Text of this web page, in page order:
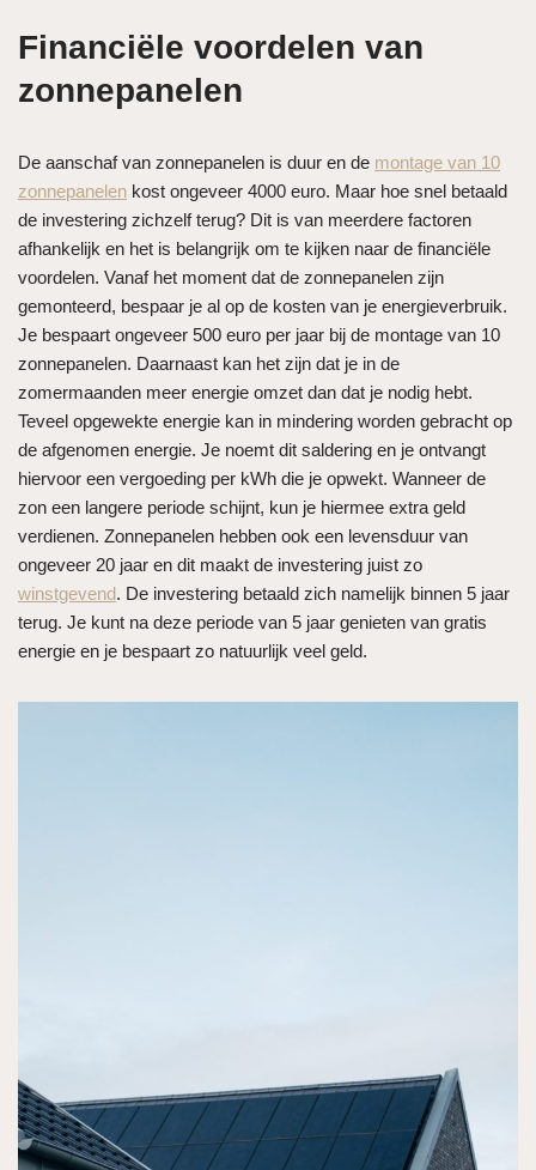
Financiële voordelen van
zonnepanelen
De aanschaf van zonnepanelen is duur en de montage van 10
zonnepanelen kost ongeveer 4000 euro. Maar hoe snel betaald
de investering zichzelf terug? Dit is van meerdere factoren
afhankelijk en het is belangrijk om te kijken naar de financiële
voordelen. Vanaf het moment dat de zonnepanelen zijn
gemonteerd, bespaar je al op de kosten van je energieverbruik.
Je bespaart ongeveer 500 euro per jaar bij de montage van 10
zonnepanelen. Daarnaast kan het zijn dat je in de
zomermaanden meer energie omzet dan dat je nodig hebt.
Teveel opgewekte energie kan in mindering worden gebracht op
de afgenomen energie. Je noemt dit saldering en je ontvangt
hiervoor een vergoeding per kWh die je opwekt. Wanneer de
zon een langere periode schijnt, kun je hiermee extra geld
verdienen. Zonnepanelen hebben ook een levensduur van
ongeveer 20 jaar en dit maakt de investering juist zo
winstgevend. De investering betaald zich namelijk binnen 5 jaar
terug. Je kunt na deze periode van 5 jaar genieten van gratis
energie en je bespaart zo natuurlijk veel geld.